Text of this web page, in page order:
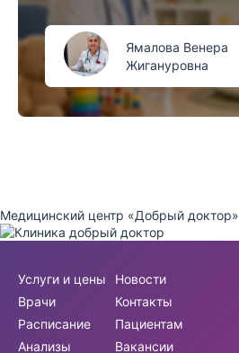
Ямалова Венера
Жигануровна
Медицинский центр «Добрый доктор»
Услуги и цены
Врачи
Расписание
Анализы
Новости
Контакты
Пациентам
Вакансии